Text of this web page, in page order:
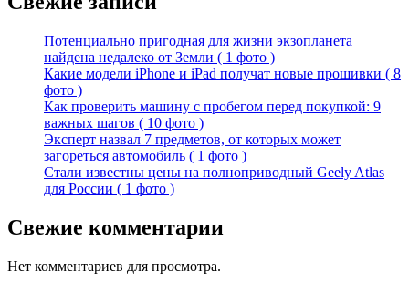
Потенциально пригодная для жизни экзопланета
найдена недалеко от Земли ( 1 фото )
Какие модели iPhone и iPad получат новые прошивки ( 8
фото )
Как проверить машину с пробегом перед покупкой: 9
важных шагов ( 10 фото )
Эксперт назвал 7 предметов, от которых может
загореться автомобиль ( 1 фото )
Стали известны цены на полноприводный Geely Atlas
для России ( 1 фото )
Свежие комментарии
Нет комментариев для просмотра.